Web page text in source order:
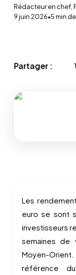
Rédacteur en chef,
9 juin 2026•5min
Partager :
Les rendements des emprunts d'État de la zone
euro se sont
investisseurs
semaines de
Moyen-Orient.
référence